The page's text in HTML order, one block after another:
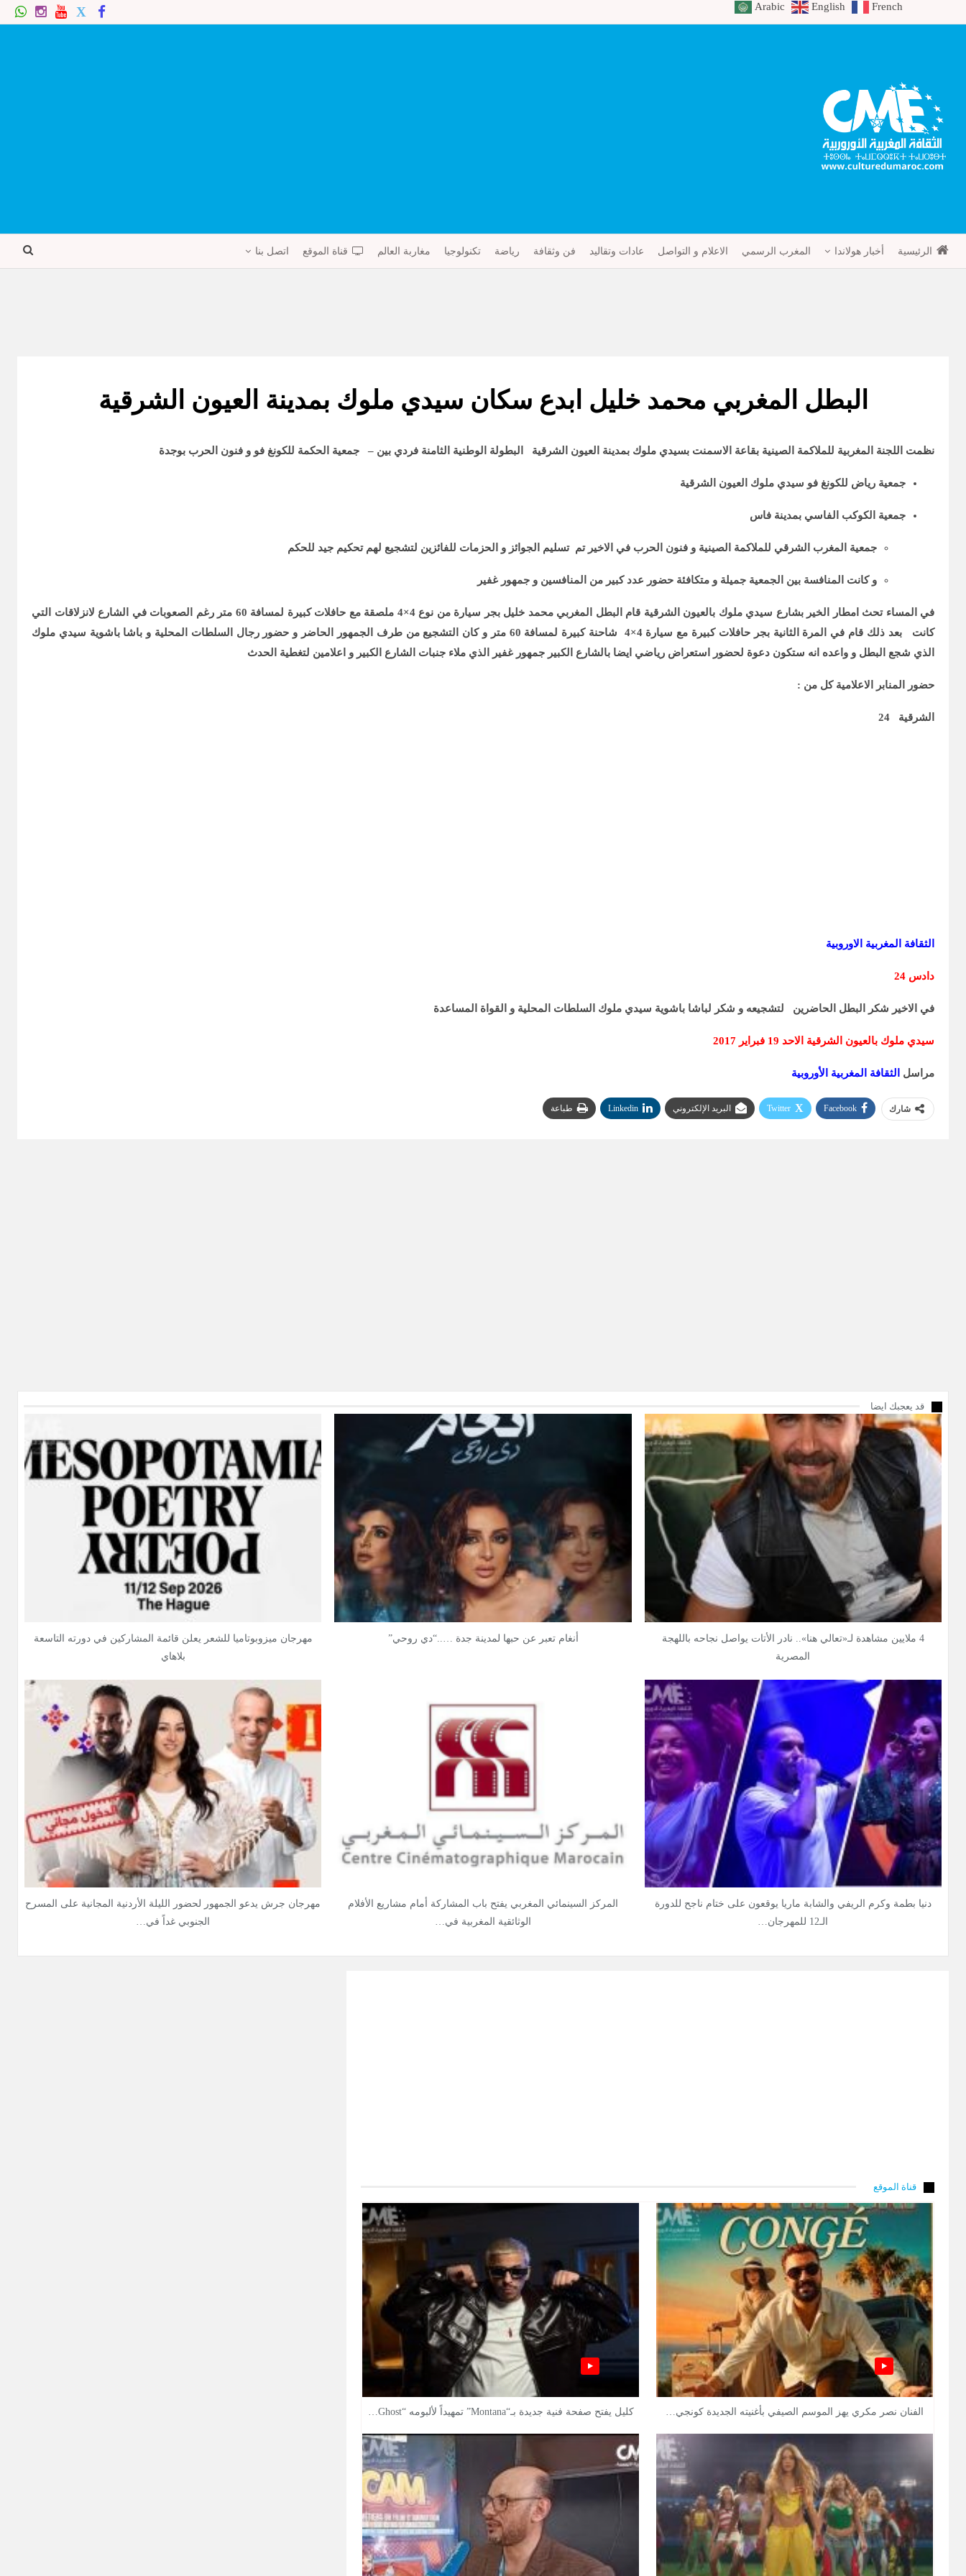
Arabic English French
الرئيسية أخبار هولاندا المغرب الرسمي الاعلام و التواصل عادات وتقاليد فن وثقافة رياضة تكنولوجيا مغاربة العالم قناة الموقع اتصل بنا
البطل المغربي محمد خليل ابدع سكان سيدي ملوك بمدينة العيون الشرقية
نظمت اللجنة المغربية للملاكمة الصينية بقاعة الاسمنت بسيدي ملوك بمدينة العيون الشرقية البطولة الوطنية الثامنة فردي بين – جمعية الحكمة للكونغ فو و فنون الحرب بوجدة
جمعية رياض للكونغ فو سيدي ملوك العيون الشرقية
جمعية الكوكب الفاسي بمدينة فاس
جمعية المغرب الشرقي للملاكمة الصينية و فنون الحرب في الاخير تم تسليم الجوائز و الحزمات للفائزين لتشجيع لهم تحكيم جيد للحكم
و كانت المنافسة بين الجمعية جميلة و متكافئة حضور عدد كبير من المنافسين و جمهور غفير
في المساء تحث امطار الخير بشارع سيدي ملوك بالعيون الشرقية قام البطل المغربي محمد خليل بجر سيارة من نوع4×4
ملصقة مع حافلات كبيرة لمسافة 60 متر رغم الصعوبات في الشارع لانزلاقات التي
كانت بعد ذلك قام في المرة الثانية بجر حافلات كبيرة مع سيارة4×4
شاحنة كبيرة لمسافة 60 متر و كان التشجيع من طرف الجمهور الحاضر و حضور رجال السلطات المحلية و باشا باشوية سيدي ملوك
الذي شجع البطل و واعده انه ستكون دعوة لحضور استعراض رياضي ايضا بالشارع الكبير جمهور غفير الذي ملاء جنبات الشارع الكبير و اعلامين لتغطية الحدث
حضور المنابر الاعلامية كل من :
الشرقية 24
الثقافة المغربية الاوروبية
دادس 24
في الاخير شكر البطل الحاضرين لتشجيعه و شكر لباشا باشوية سيدي ملوك السلطات المحلية و القواة المساعدة
سيدي ملوك بالعيون الشرقية الاحد 19 فبراير 2017
مراسل الثقافة المغربية الأوروبية
شارك Facebook
Twitter البريد الإلكتروني Linkedin طباعة
قد يعجبك ايضا
4 ملايين مشاهدة لـ«تعالي هنا».. نادر الأتات يواصل نجاحه باللهجة
المصرية
أنغام تعبر عن حبها لمدينة جدة …..“دي روحي”
مهرجان ميزوبوتاميا للشعر يعلن قائمة المشاركين في دورته التاسعة
بلاهاي
دنيا بطمة وكرم الريفي والشابة ماريا يوقعون على ختام ناجح للدورة
الـ12 للمهرجان…
المركز السينمائي المغربي يفتح باب المشاركة أمام مشاريع الأفلام
الوثائقية المغربية في…
مهرجان جرش يدعو الجمهور لحضور الليلة الأردنية المجانية على المسرح
الجنوبي غداً في…
قناة الموقع
الفنان نصر مكري يهز الموسم الصيفي بأغنيته الجديدة كونجي… كليل يفتح صفحة فنية جديدة بـ“Montana” تمهيداً لألبومه “Ghost…